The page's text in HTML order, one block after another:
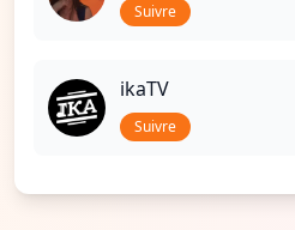
Suivre
ikaTV
Suivre